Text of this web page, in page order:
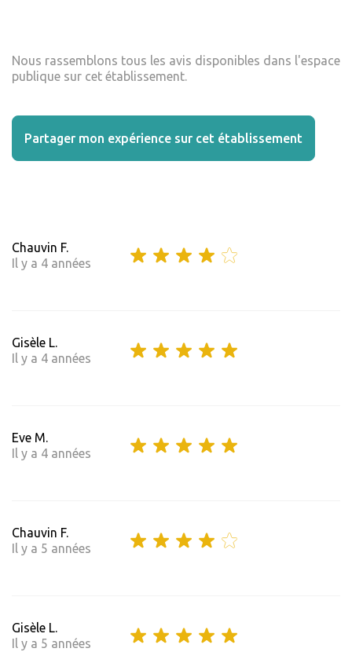
Nous rassemblons tous les avis disponibles dans l'espace
publique sur cet établissement.
Partager mon expérience sur cet établissement
Chauvin F.
Il y a 4 années
Gisèle L.
Il y a 4 années
Eve M.
Il y a 4 années
Chauvin F.
Il y a 5 années
Gisèle L.
Il y a 5 années